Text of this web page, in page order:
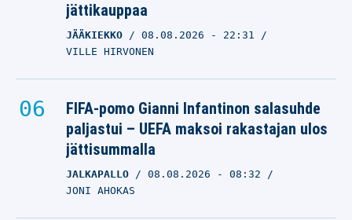
jättikauppaa
JÄÄKIEKKO 08.08.2026 - 22:31
VILLE HIRVONEN
FIFA-pomo Gianni Infantinon salasuhde
paljastui – UEFA maksoi rakastajan ulos
jättisummalla
JALKAPALLO 08.08.2026 - 08:32
JONI AHOKAS